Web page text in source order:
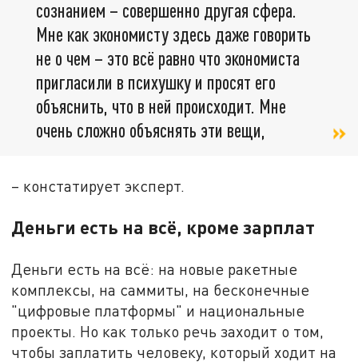
сознанием – совершенно другая сфера.
Мне как экономисту здесь даже говорить
не о чем – это всё равно что экономиста
пригласили в психушку и просят его
объяснить, что в ней происходит. Мне
очень сложно объяснять эти вещи,
– констатирует эксперт.
Деньги есть на всё, кроме зарплат
Деньги есть на всё: на новые ракетные
комплексы, на саммиты, на бесконечные
"цифровые платформы" и национальные
проекты. Но как только речь заходит о том,
чтобы заплатить человеку, который ходит на